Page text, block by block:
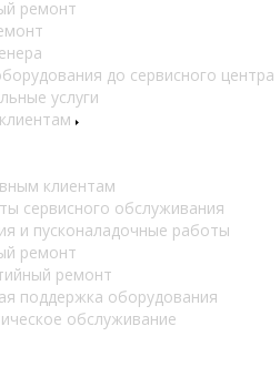
ремонт
до сервисного центра
услуги
клиентам
сервисного обслуживания
и пусконаладочные работы
ремонт
ремонт
поддержка оборудования
обслуживание